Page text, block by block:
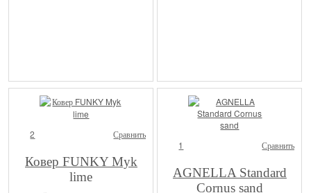
2 Сравнить
Ковер FUNKY Myk
lime
1 Сравнить
AGNELLA Standard
Cornus sand